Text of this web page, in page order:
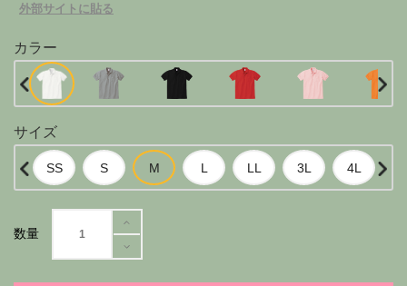
外部サイトに貼る
カラー
サイズ
数量